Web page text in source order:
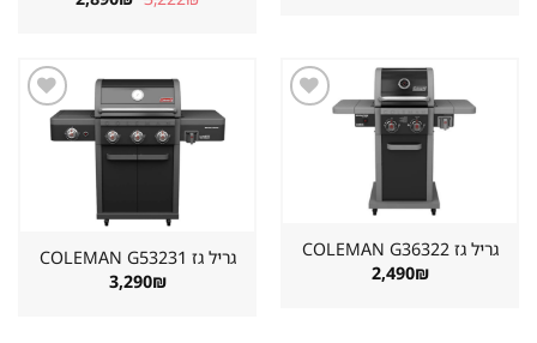
הנוכחי
גריל גז ⁦COLEMAN G36322⁩
2,490₪
שמור
מוצר
גריל גז ⁦COLEMAN G53231⁩
3,290₪